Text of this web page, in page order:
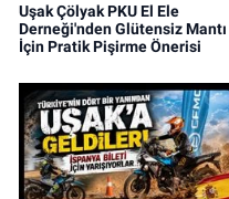
Uşak Çölyak PKU El Ele
Derneği'nden Glütensiz Mantı
İçin Pratik Pişirme Önerisi